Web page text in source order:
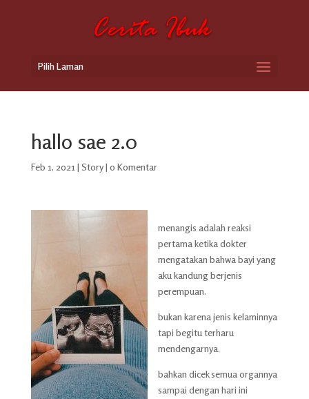
Pilih Laman
hallo sae 2.0
Feb 1, 2021 | Story| 0 Komentar
menangis adalah reaksi
pertama ketika dokter
mengatakan bahwa bayi yang
aku kandung berjenis
perempuan.
bukan karena jenis kelaminnya
tapi begitu terharu
mendengarnya.
bahkan dicek semua organnya
sampai dengan hari ini